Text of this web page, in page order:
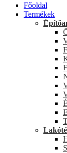
Főoldal
Termékek